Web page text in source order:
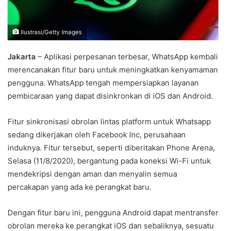
Ilustrasi/Getty Images
Jakarta – Aplikasi perpesanan terbesar, WhatsApp kembali
merencanakan fitur baru untuk meningkatkan kenyamaman
pengguna. WhatsApp tengah mempersiapkan layanan
pembicaraan yang dapat disinkronkan di iOS dan Android.
Fitur sinkronisasi obrolan lintas platform untuk Whatsapp
sedang dikerjakan oleh Facebook Inc, perusahaan
induknya. Fitur tersebut, seperti diberitakan Phone Arena,
Selasa (11/8/2020), bergantung pada koneksi Wi-Fi untuk
mendekripsi dengan aman dan menyalin semua
percakapan yang ada ke perangkat baru.
Dengan fitur baru ini, pengguna Android dapat mentransfer
obrolan mereka ke perangkat iOS dan sebaliknya, sesuatu